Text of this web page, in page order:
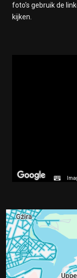
foto's gebruik de
kijken.